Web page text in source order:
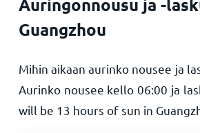
Auringonnousu ja -
Guangzhou
Mihin aikaan aurinko nousee ja
Aurinko nousee kello06:00 ja
will be 13 hours of sun in